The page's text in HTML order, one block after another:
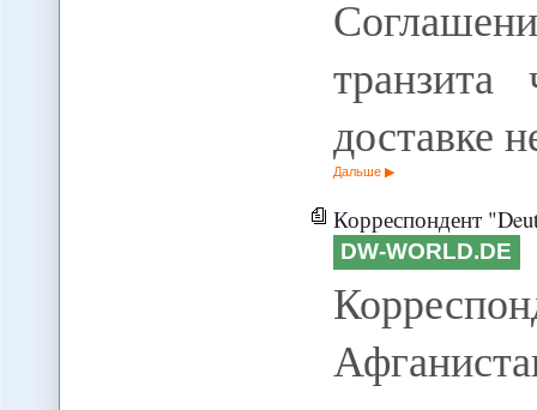
доставке
Дальше
Корреспондент
DW-WORLD.DE